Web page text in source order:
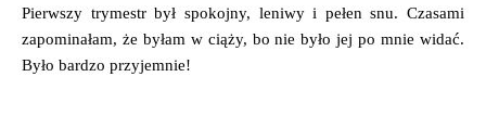
Pierwszy trymestr był spokojny, leniwy i pełen snu. Czasami
zapominałam, że byłam w ciąży, bo nie było jej po mnie widać.
Było bardzo przyjemnie!